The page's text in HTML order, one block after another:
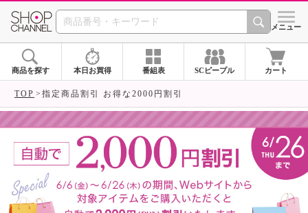
SHOP CHANNEL ショッ
メニュー
商品を探す 本日お買得 番組表 SCピープル カート
TOP 指定商品割引 お得な2000円割引